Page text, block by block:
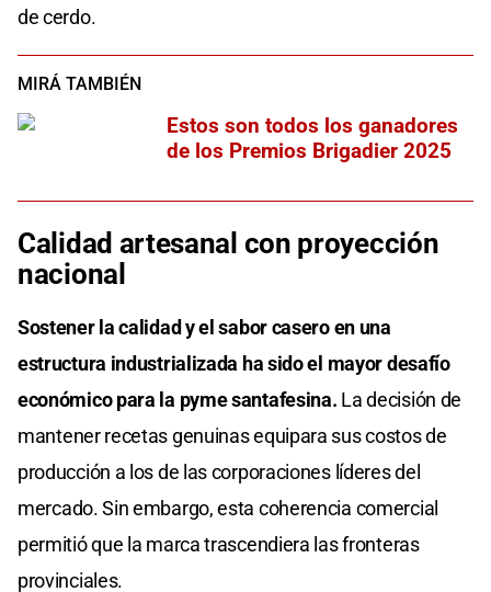
de cerdo.
MIRÁ TAMBIÉN
Estos son todos los ganadores
de los Premios Brigadier 2025
Calidad artesanal con proyección
nacional
Sostener la calidad y el sabor casero en una
estructura industrializada ha sido el mayor desafío
económico para la pyme santafesina. La decisión de
mantener recetas genuinas equipara sus costos de
producción a los de las corporaciones líderes del
mercado. Sin embargo, esta coherencia comercial
permitió que la marca trascendiera las fronteras
provinciales.